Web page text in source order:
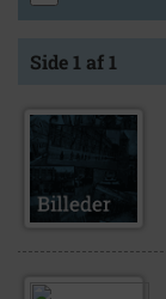
Side 1 af 1